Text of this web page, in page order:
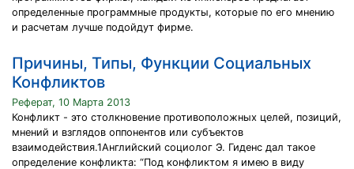
определенные программные продукты, которые по его мнению
и расчетам лучше подойдут фирме.
Причины, Типы, Функции Социальных
Конфликтов
Реферат, 10 Марта 2013
Конфликт - это столкновение противоположных целей, позиций,
мнений и взглядов оппонентов или субъектов
взаимодействия.1Английский социолог Э. Гиденс дал такое
определение конфликта: “Под конфликтом я имею в виду